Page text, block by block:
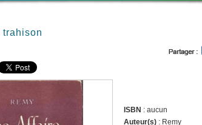
trahison
ISBN : aucun
Auteur(s) : Remy